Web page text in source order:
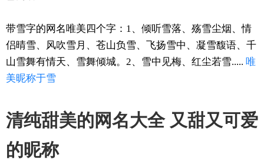
带雪字的网名唯美四个字：1、倾听雪落、殇雪尘烟、情
侣晴雪、风吹雪月、苍山负雪、飞扬雪中、凝雪馥语、千
山雪舞有情天、雪舞倾城。2、雪中见梅、红尘若雪..... 唯
美昵称于雪
清纯甜美的网名大全 又甜又可爱
的昵称